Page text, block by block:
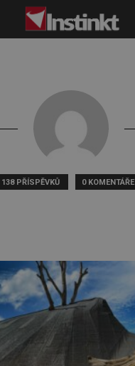
138 PŘÍSPĚVKŮ 0 KOMENTÁŘE